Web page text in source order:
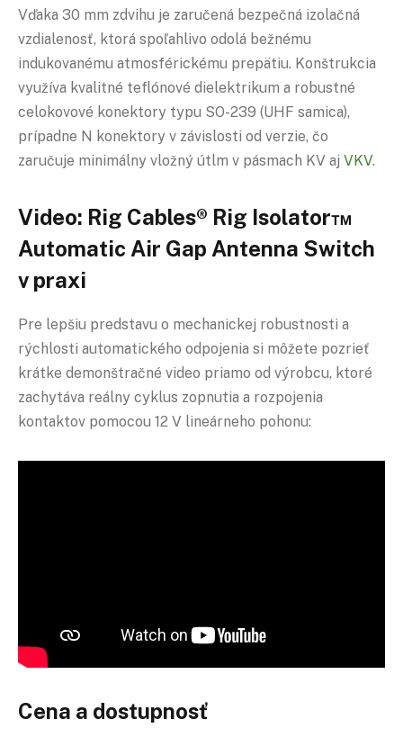
Vďaka 30 mm zdvihu je zaručená bezpečná izolačná
vzdialenosť, ktorá spoľahlivo odolá bežnému
indukovanému atmosférickému prepätiu. Konštrukcia
využíva kvalitné teflónové dielektrikum a robustné
celokovové konektory typu SO-239 (UHF samica),
prípadne N konektory v závislosti od verzie, čo
zaručuje minimálny vložný útlm v pásmach KV aj VKV.
Video: Rig Cables® Rig Isolator™
Automatic Air Gap Antenna Switch
v praxi
Pre lepšiu predstavu o mechanickej robustnosti a
rýchlosti automatického odpojenia si môžete pozrieť
krátke demonštračné video priamo od výrobcu, ktoré
zachytáva reálny cyklus zopnutia a rozpojenia
kontaktov pomocou 12 V lineárneho pohonu:
Cena a dostupnosť